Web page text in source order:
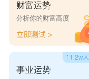
财富运势
分析你的财富高度
事业运势